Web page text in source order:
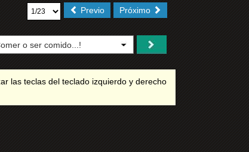
Próximo
Previo
las teclas del teclado izquierdo y derecho